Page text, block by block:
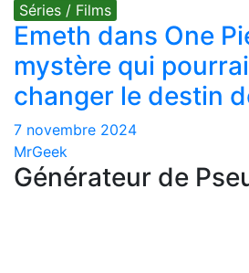
Séries / Films
Emeth dans One
mystère qui
changer le destin
7 novembre 2024
MrGeek
Générateur de